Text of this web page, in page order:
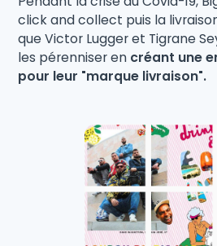
click and collect puis la
que Victor Lugger et Tigrane
les pérenniser en créant une
pour leur "marque livraison".